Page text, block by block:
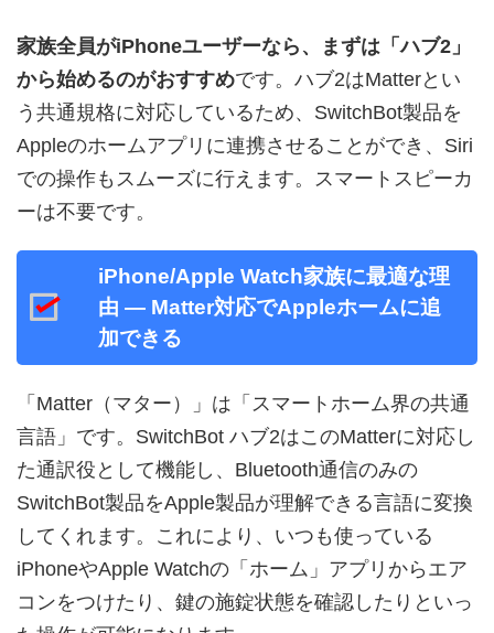
家族全員がiPhoneユーザーなら、まずは「ハブ2」
から始めるのがおすすめです。ハブ2はMatterとい
う共通規格に対応しているため、SwitchBot製品を
Appleのホームアプリに連携させることができ、Siri
での操作もスムーズに行えます。スマートスピーカ
ーは不要です。
iPhone/Apple Watch家族に最適な理
由 — Matter対応でAppleホームに追
加できる
「Matter（マター）」は「スマートホーム界の共通
言語」です。SwitchBot ハブ2はこのMatterに対応し
た通訳役として機能し、Bluetooth通信のみの
SwitchBot製品をApple製品が理解できる言語に変換
してくれます。これにより、いつも使っている
iPhoneやApple Watchの「ホーム」アプリからエア
コンをつけたり、鍵の施錠状態を確認したりといっ